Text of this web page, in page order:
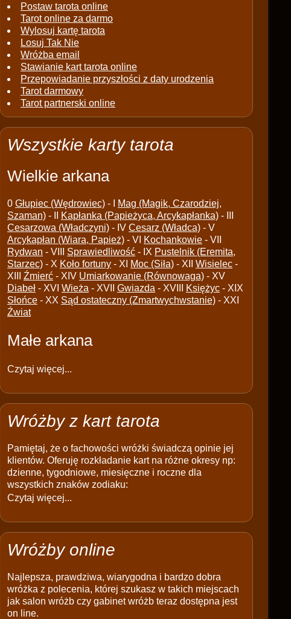
Postaw tarota online
Tarot online za darmo
Wylosuj kartę tarota
Losuj Tak Nie
Wróżba email
Stawianie kart tarota online
Przepowiadanie przyszłości z daty urodzenia
Tarot darmowy
Tarot partnerski online
Wszystkie karty tarota
Wielkie arkana
0 Głupiec (Wędrowiec) - I
Mag (Magik, Czarodziej,
Szaman) - II Kapłanka (Papieżyca, Arcykapłanka) - III
Cesarzowa (Władczyni) - IV Cesarz (Władca) - V
Arcykapłan (Wiara, Papież) - VI Kochankowie - VII
Rydwan - VIII Sprawiedliwość - IX Pustelnik (Eremita,
Starzec) - X Koło fortuny - XI Moc (Siła) - XII Wisielec -
XIII Źmierć - XIV Umiarkowanie (Równowaga) - XV
Diabeł - XVI Wieża - XVII Gwiazda - XVIII Księżyc - XIX
Słońce - XX Sąd ostateczny (Zmartwychwstanie) - XXI
Źwiat
Małe arkana
Czytaj więcej...
Wróżby z kart tarota
Pamiętaj, że o fachowości wróżki świadczą opinie jej
klientów. Oferuję rozkładanie kart na różne okresy np:
dzienne, tygodniowe, miesięczne i roczne dla
wszystkich znaków zodiaku:
Czytaj więcej...
Wróżby online
Najlepsza, prawdziwa, wiarygodna i bardzo dobra
wróżka z polecenia, której szukasz w takich miejscach
jak salon wróżb czy gabinet wróżb teraz dostępna jest
on line.